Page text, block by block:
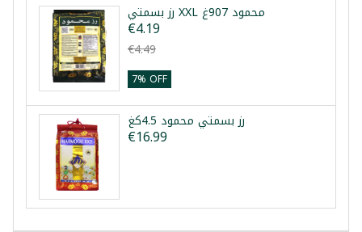
رز بسمتي XXL محمود 907غ
€4.19
€4.49
7% OFF
رز بسمتي محمود 4.5كغ
€16.99